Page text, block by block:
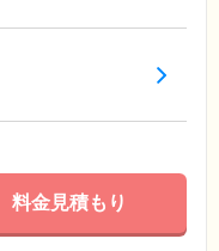
料金見積もり